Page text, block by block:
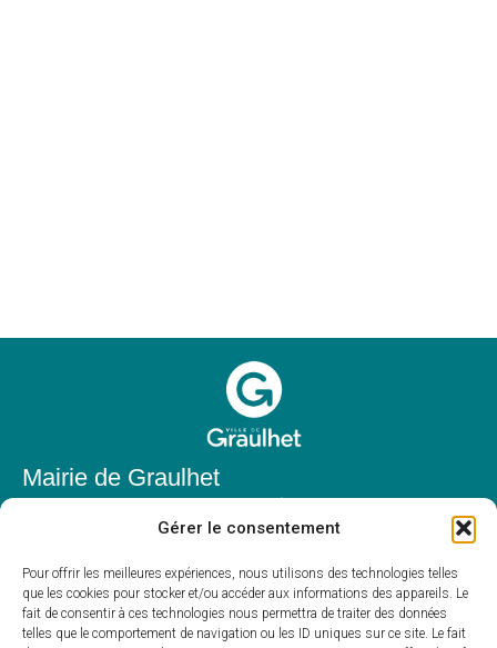
Gérer le consentement
Pour offrir les meilleures expériences, nous utilisons des technologies telles
que les cookies pour stocker et/ou accéder aux informations des appareils. Le
fait de consentir à ces technologies nous permettra de traiter des données
telles que le comportement de navigation ou les ID uniques sur ce site. Le fait
Mairie de Graulhet
81300 Graulhet
05 63 42 85 50
mairie@mairie-graulhet.fr
Horaires d'ouverture